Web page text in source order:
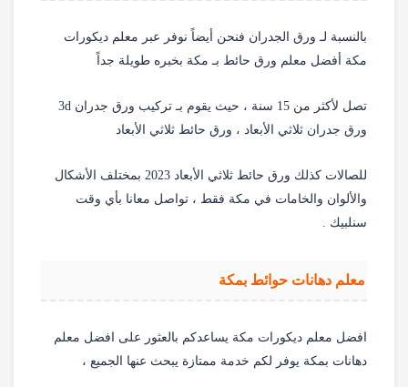
بالنسبة لـ ورق الجدران فنحن أيضاً نوفر عبر معلم ديكورات
مكة أفضل معلم ورق حائط بـ مكة بخبره طويلة جداً
تصل لأكثر من 15 سنة ، حيث يقوم بـ تركيب ورق جدران 3d
ورق جدران ثلاثي الأبعاد ، ورق حائط ثلاثي الأبعاد
للصالات كذلك ورق حائط ثلاثي الأبعاد 2023 بمختلف الأشكال
والألوان والخامات في مكة فقط ، تواصل معانا بأي وقت
سنلبيك .
معلم دهانات حوائط بمكة
افضل معلم ديكورات مكة يساعدكم بالعثور على افضل معلم
دهانات بمكة يوفر لكم خدمة ممتازة يبحث عنها الجميع ،